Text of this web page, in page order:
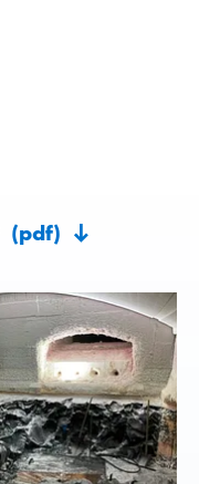
(pdf)